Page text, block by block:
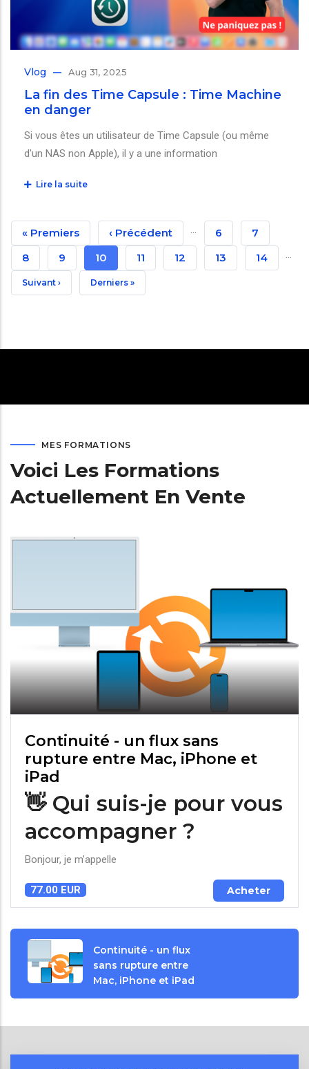
Vlog Aug 31, 2025
La fin des Time Capsule : Time Machine
en danger
Si vous êtes un utilisateur de Time Capsule (ou même
d'un NAS non Apple), il y a une information
Lire la suite
Pagination
Première
Page
« Premiers
Page
Précédente
‹ Précédent … Page
6 Page
7
Page
8 Page
9
Page
Courante
10 Page
11 Page
12 Page
13 Page
14 …
Page
Suivant › Dernière
Derniers »
MES FORMATIONS
Voici Les Formations
Actuellement En Vente
Continuité - un flux sans
rupture entre Mac, iPhone et
iPad
👋 Qui suis-je pour vous
accompagner ?
Bonjour, je m’appelle
77.00 EUR Acheter
Continuité - un flux
sans rupture entre
Mac, iPhone et iPad